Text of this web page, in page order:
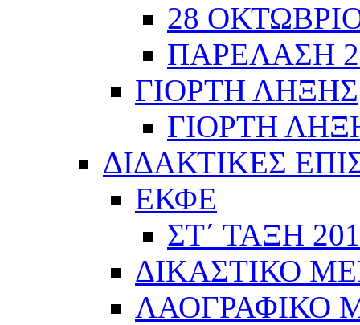
28
ΠΑΡΕΛΑΣΗ
ΓΙΟΡΤΗ ΛΗΞΗΣ
ΓΙΟΡΤΗ
ΔΙΔΑΚΤΙΚΕΣ
ΕΚΦΕ
ΣΤ΄ ΤΑΞΗ
ΔΙΚΑΣΤΙΚΟ
ΛΑΟΓΡΑΦΙΚΟ